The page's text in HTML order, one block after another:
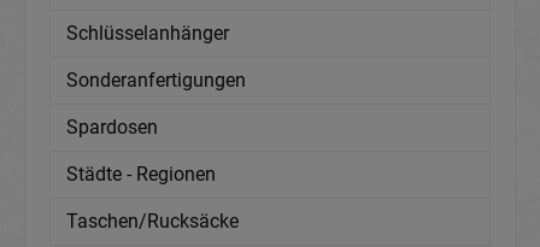
Schlüsselanhänger
Sonderanfertigungen
Spardosen
Städte - Regionen
Taschen/Rucksäcke